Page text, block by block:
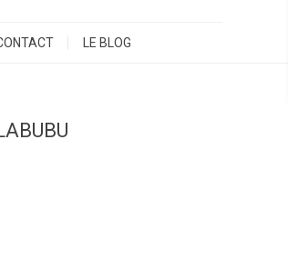
LE BLOG